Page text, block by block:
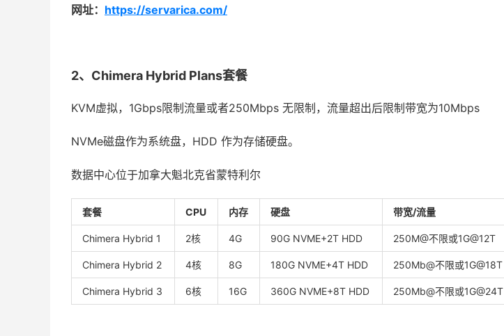
网址： https://servarica.com/
2、Chimera Hybrid Plans套餐
KVM虚拟，1Gbps限制流量或者250Mbps 无限制，流量超出后限制带宽为10Mbps
NVMe磁盘作为系统盘，HDD 作为存储硬盘。
数据中心位于加拿大魁北克省蒙特利尔
套餐 CPU 内存 硬盘 带宽/流量
Chimera Hybrid 1 2核 4G 90G NVME+2T HDD 250M@不限或1G@12T
Chimera Hybrid 2 4核 8G 180G NVME+4T HDD 250Mb@不限或1G@18T
Chimera Hybrid 3 6核 16G 360G NVME+8T HDD 250Mb@不限或1G@24T